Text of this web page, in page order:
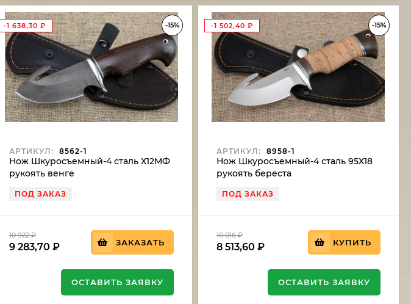
-15%
-1 638,30₽
АРТИКУЛ: 8562-1
Нож Шкуросъемный-4 сталь Х12МФ
рукоять венге
ПОД ЗАКАЗ
10 922₽
9 283,70₽ ЗАКАЗАТЬ
ОСТАВИТЬ ЗАЯВКУ
-15%
-1 502,40 ₽
АРТИКУЛ: 8958-1
Нож Шкуросъемный-4 сталь 95Х18
рукоять береста
ПОД ЗАКАЗ
10 016₽
8 513,60 ₽ КУПИТЬ
ОСТАВИТЬ ЗАЯВКУ